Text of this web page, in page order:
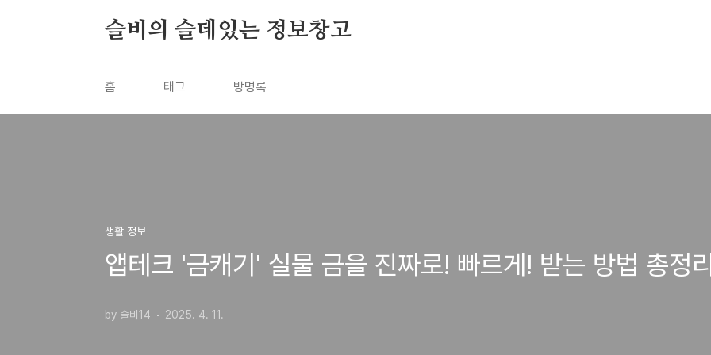
슬비의 슬데있는 정보창고
홈 태그 방명록
생활 정보
앱테크 '금캐기' 실물 금을 진짜로! 빠르게! 받는 방법 총정
by 슬비14 2025. 4. 11.